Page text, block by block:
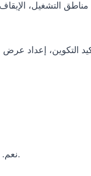
نعم. من المفيد مشاركة التطبيق والبيئة والكمية والميزانية والجدول الزمني ومتطلبات التكامل.